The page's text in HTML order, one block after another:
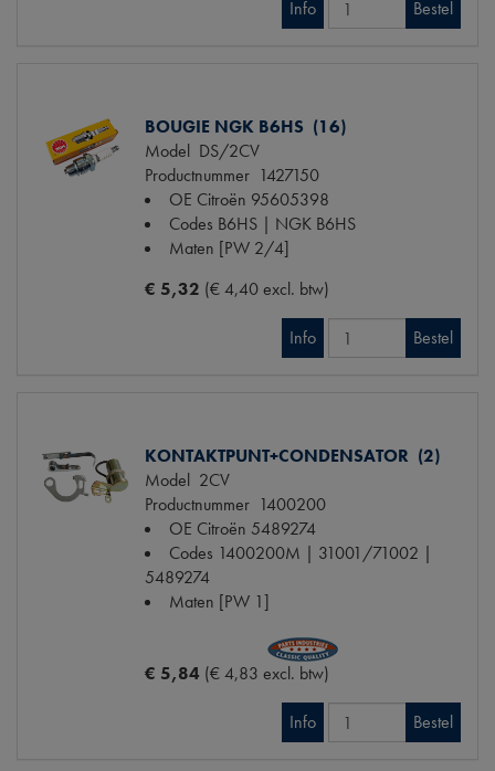
Info Bestel
BOUGIE NGK B6HS (16)
Model DS/2CV
Productnummer 1427150
OE Citroën 95605398
Codes B6HS | NGK B6HS
Maten [PW 2/4]
€ 5,32 (€ 4,40 excl. btw)
Info Bestel
KONTAKTPUNT+CONDENSATOR (2)
Model 2CV
Productnummer 1400200
OE Citroën 5489274
Codes 1400200M | 31001/71002 |
5489274
Maten [PW 1]
€ 5,84 (€ 4,83 excl. btw)
Info Bestel